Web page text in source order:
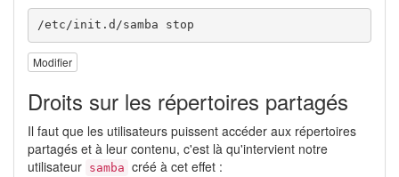
/etc/init.d/samba stop
Modifier
Droits sur les répertoires partagés
Il faut que les utilisateurs puissent accéder aux répertoires
partagés et à leur contenu, c'est là qu'intervient notre
utilisateur samba créé à cet effet :